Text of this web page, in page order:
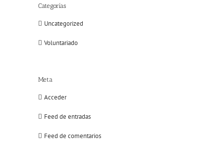
Categorías
Uncategorized
Voluntariado
Meta
Acceder
Feed de entradas
Feed de comentarios